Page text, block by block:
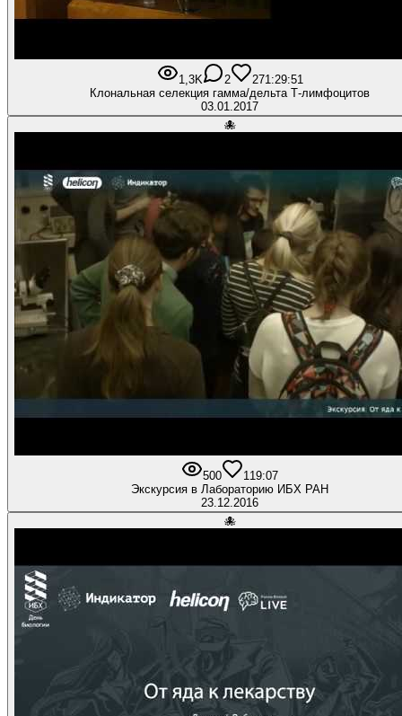
1,3K 2 271:29:51
Клональная селекция гамма/дельта Т-лимфоцитов
03.01.2017
🐙
500 1 19:07
Экскурсия в Лабораторию ИБХ РАН
23.12.2016
🐙